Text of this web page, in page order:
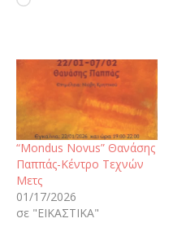
“Mondus Novus” Θανάσης
Παππάς-Κέντρο Τεχνών
Μετς
01/17/2026
σε "ΕΙΚΑΣΤΙΚΑ"